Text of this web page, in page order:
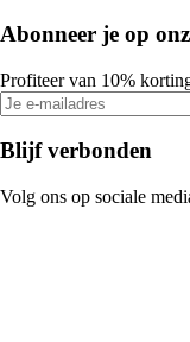
Abonneer je op
Profiteer van 10%
Blijf verbonden
Volg ons op sociale